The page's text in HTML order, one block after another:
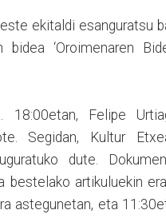
ekitaldi esanguratsu
‘Oroimenaren
18:00etan, Felipe
Segidan, Kultur
dute.
bestelako artikuluekin
astegunetan, eta